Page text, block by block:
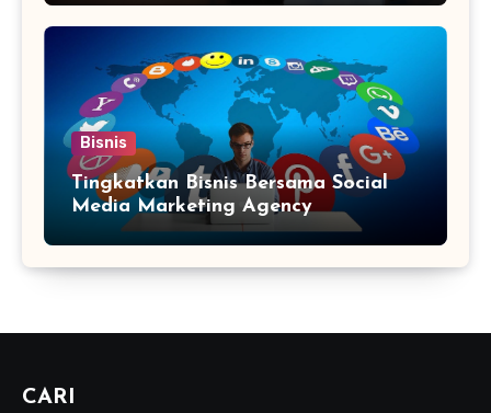
Bisnis
Tingkatkan Bisnis Bersama Social
Media Marketing Agency
CARI